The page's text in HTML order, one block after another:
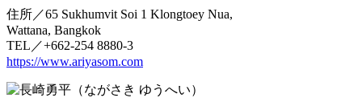
住所／65 Sukhumvit Soi 1 Klongtoey Nua,
Wattana, Bangkok
TEL／+662-254 8880-3
https://www.ariyasom.com